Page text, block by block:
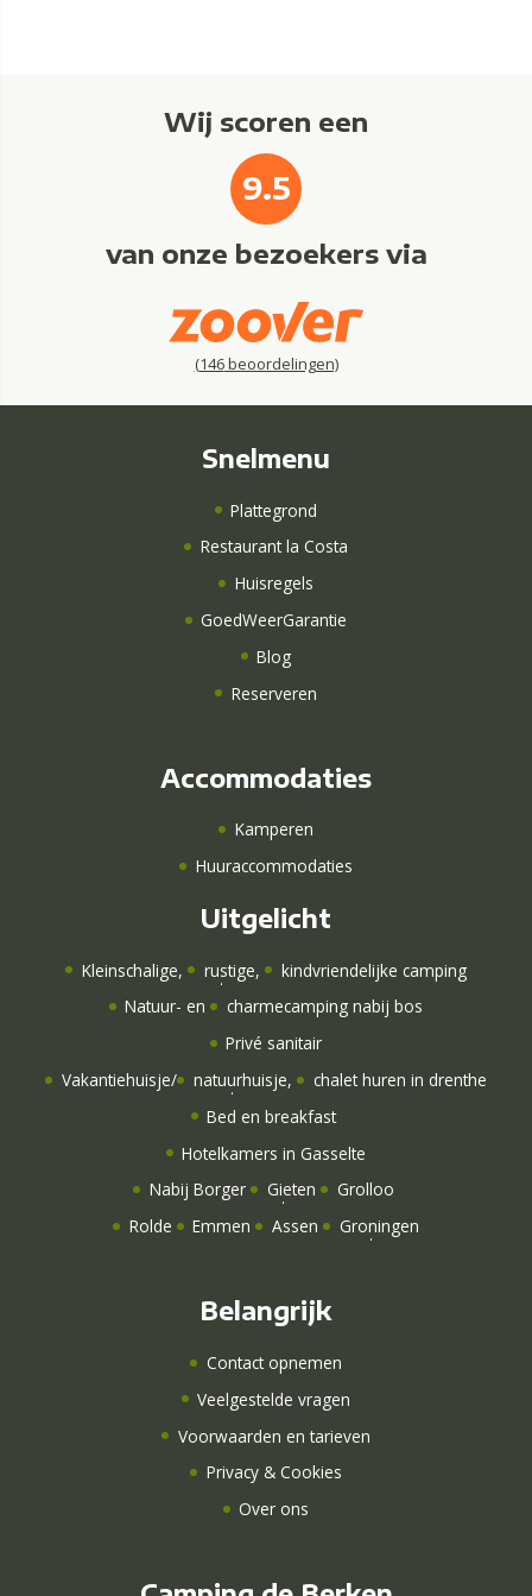
Wij scoren een
9.5
van onze bezoekers via
(146beoordelingen)
Snelmenu
Plattegrond
Restaurant la Costa
Huisregels
GoedWeerGarantie
Blog
Reserveren
Accommodaties
Kamperen
Huuraccommodaties
Uitgelicht
Kleinschalige, rustige,
kindvriendelijke camping
Natuur- en
charmecamping nabij bos
Privé sanitair
Vakantiehuisje/ natuurhuisje,
chalet huren in drenthe
Bed en breakfast
Hotelkamers in Gasselte
Nabij Borger
Gieten
Grolloo
Rolde
Emmen Assen Groningen
Belangrijk
Contact opnemen
Veelgestelde vragen
Voorwaarden en tarieven
Privacy & Cookies
Over ons